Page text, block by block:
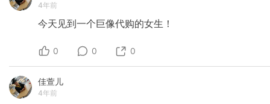
4年前
今天见到一个巨像代购的女生！
0 0 0
佳萱儿
4年前